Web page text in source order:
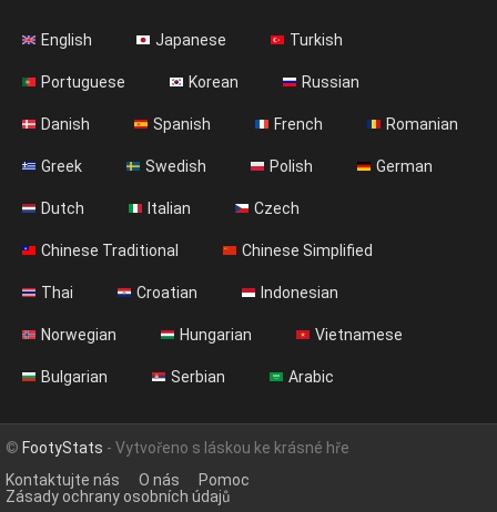
English Japanese Turkish
Portuguese Korean Russian
Danish Spanish French Romanian
Greek Swedish Polish German
Dutch Italian Czech
Chinese Traditional Chinese Simplified
Thai Croatian Indonesian
Norwegian Hungarian Vietnamese
Bulgarian Serbian Arabic
© FootyStats - Vytvořeno s láskou ke krásné hře
Kontaktujte nás
O nás
Pomoc
Zásady ochrany osobních údajů